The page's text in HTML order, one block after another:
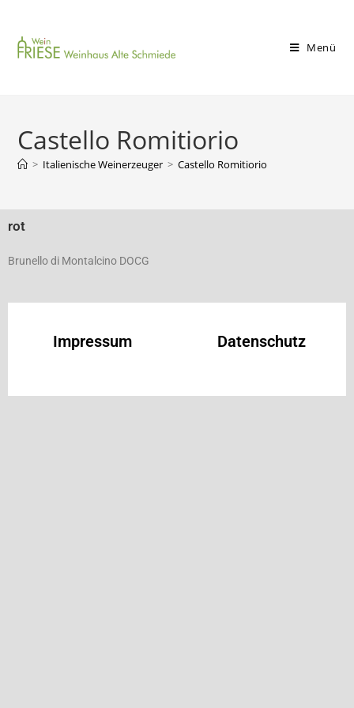
Menü
Castello Romitiorio
> Italienische Weinerzeuger > Castello Romitiorio
rot
Brunello di Montalcino DOCG
Impressum Datenschutz